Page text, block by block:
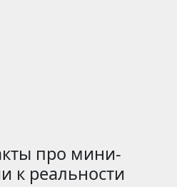
про мини-
к реальности